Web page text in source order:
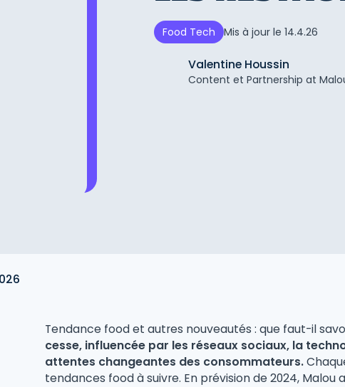
Food Tech Mis à jour le14.4.26
Valentine Houssin
Content et Partnership at
Tendance food et autres nouveautés : que faut-il
cesse, influencée par les réseaux sociaux, la
attentes changeantes des consommateurs.
tendances food à suivre. En prévision de 2024, Malou